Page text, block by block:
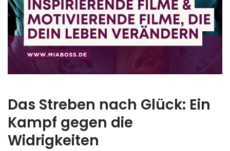
Das Streben nach Glück: Ein
Kampf gegen die
Widrigkeiten